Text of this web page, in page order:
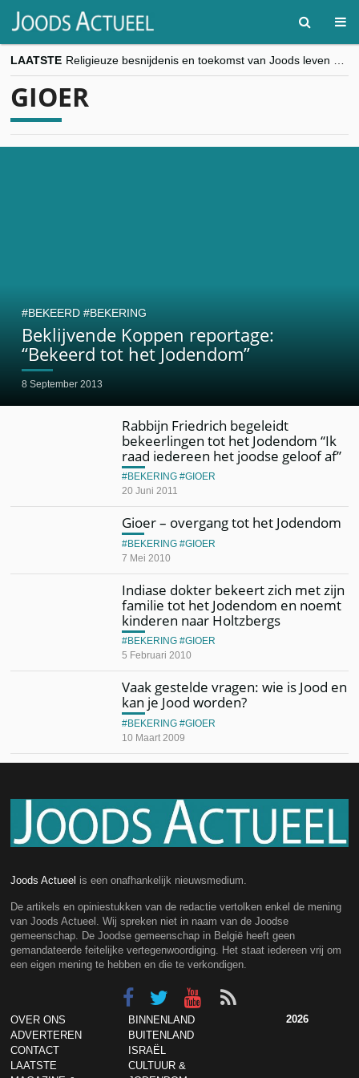
LAATSTE
“Besnijdenisdebat toont hoe moeilijk seculiere Westen minderheden begrijpt”, Jinnih Beels (Vooruit)
GIOER
Beklijvende Koppen reportage:
“Bekeerd tot het Jodendom”
8 September 2013
BEKEERD BEKERING
Rabbijn Friedrich begeleidt
bekeerlingen tot het Jodendom “Ik
raad iedereen het joodse geloof af”
20 Juni 2011
BEKERING GIOER
Gioer – overgang tot het Jodendom
7 Mei 2010
BEKERING GIOER
Indiase dokter bekeert zich met zijn
familie tot het Jodendom en noemt
kinderen naar Holtzbergs
5 Februari 2010
BEKERING GIOER
Vaak gestelde vragen: wie is Jood en
kan je Jood worden?
10 Maart 2009
BEKERING GIOER
Joods Actueel is een onafhankelijk nieuwsmedium.
De artikels en opiniestukken van de redactie vertolken enkel de mening
van Joods Actueel. Wij spreken niet in naam van de Joodse
gemeenschap. De Joodse gemeenschap in België heeft geen
gemandateerde feitelijke vertegenwoordiging. Het staat iedereen vrij om
een eigen mening te hebben en die te verkondigen.
OVER ONS
ADVERTEREN
CONTACT
LAATSTE
BINNENLAND
BUITENLAND
ISRAËL
CULTUUR &
2026